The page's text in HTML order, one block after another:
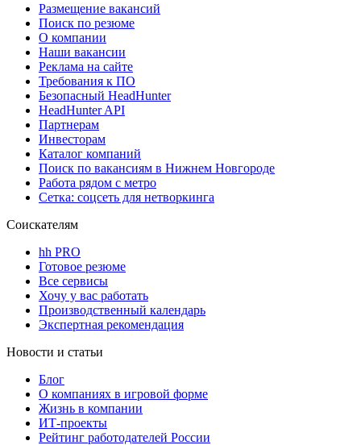
Размещение вакансий
Поиск по резюме
О компании
Наши вакансии
Реклама на сайте
Требования к ПО
Безопасный HeadHunter
HeadHunter API
Партнерам
Инвесторам
Каталог компаний
Поиск по вакансиям в Нижнем Новгороде
Работа рядом с метро
Сетка: соцсеть для нетворкинга
Соискателям
hh PRO
Готовое резюме
Все сервисы
Хочу у вас работать
Производственный календарь
Экспертная рекомендация
Новости и статьи
Блог
О компаниях в игровой форме
Жизнь в компании
ИТ-проекты
Рейтинг работодателей России